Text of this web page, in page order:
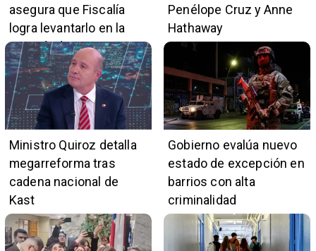
asegura que Fiscalía
logra levantarlo en la
mayoría de casos
Penélope Cruz y Anne
Hathaway
Ministro Quiroz detalla
megarreforma tras
cadena nacional de
Kast
Gobierno evalúa nuevo
estado de excepción en
barrios con alta
criminalidad